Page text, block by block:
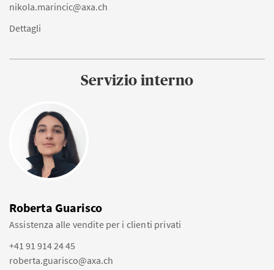
nikola.marincic@axa.ch
Dettagli
Servizio interno
Roberta Guarisco
Assistenza alle vendite per i clienti privati
+41 91 914 24 45
roberta.guarisco@axa.ch